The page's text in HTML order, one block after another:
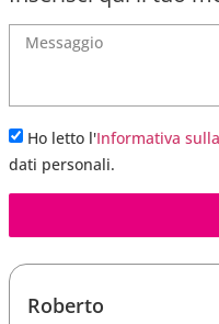
Ho letto l'Informativa
dati personali.
Roberto